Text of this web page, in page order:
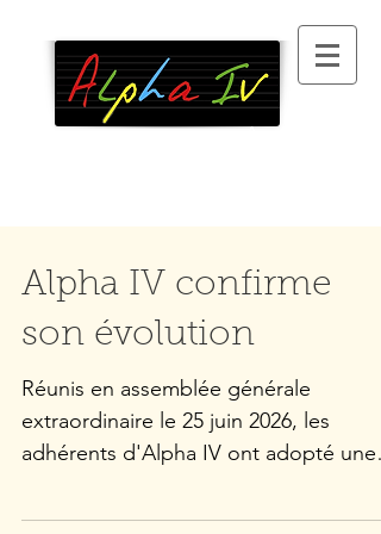
Association
Alpha IV confirme
son évolution
Réunis en assemblée générale
extraordinaire le 25 juin 2026, les
adhérents d'Alpha IV ont adopté une
l'association. Depuis 1975, Alpha IV